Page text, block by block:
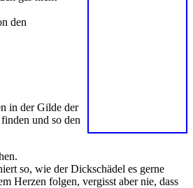
den
in der Gilde der
und so den
so, wie der Dickschädel es gerne
Herzen folgen, vergisst aber nie, dass